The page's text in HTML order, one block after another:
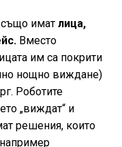
също имат лица,
Вместо
им са покрити
нощно виждане)
Роботите
„виждат“ и
решения, които